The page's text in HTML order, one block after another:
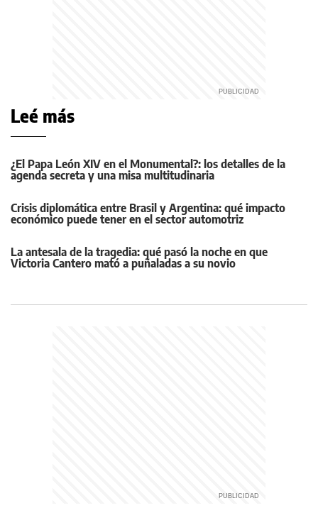
Leé más
¿El Papa León XIV en el Monumental?: los detalles de la
agenda secreta y una misa multitudinaria
Crisis diplomática entre Brasil y Argentina: qué impacto
económico puede tener en el sector automotriz
La antesala de la tragedia: qué pasó la noche en que
Victoria Cantero mató a puñaladas a su novio